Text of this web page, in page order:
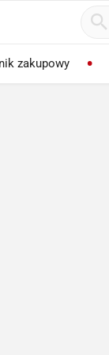
zakupowy